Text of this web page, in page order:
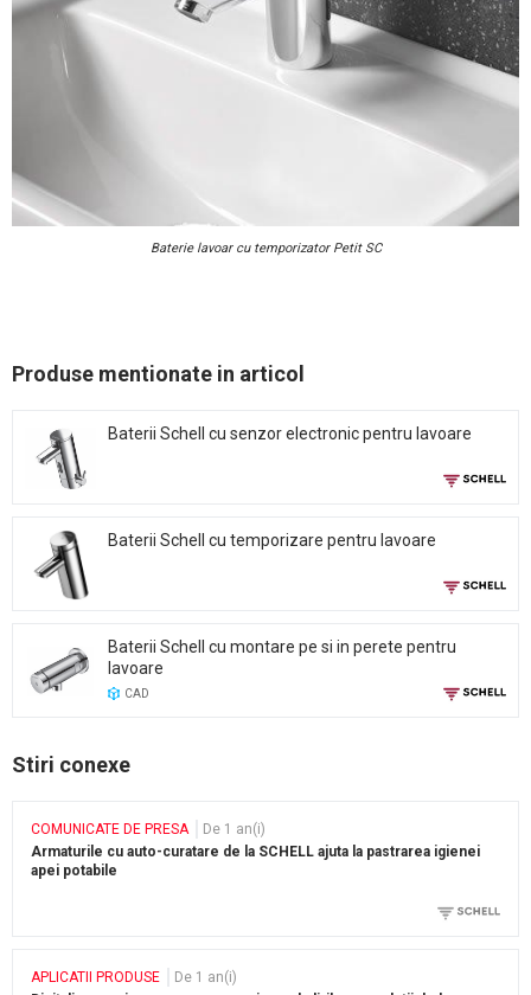
Baterie lavoar cu temporizator Petit SC
Produse mentionate in articol
Baterii Schell cu senzor electronic pentru lavoare
Baterii Schell cu temporizare pentru lavoare
Baterii Schell cu montare pe si in perete pentru
lavoare
CAD
Stiri conexe
COMUNICATE DE PRESA
De 1 an(i)
Armaturile cu auto-curatare de la SCHELL ajuta la pastrarea igienei
apei potabile
APLICATII PRODUSE
De 1 an(i)